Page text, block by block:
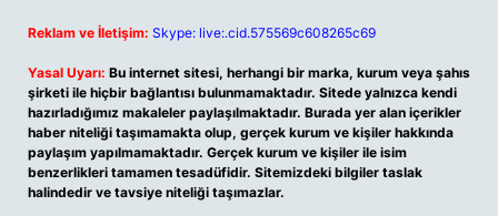
Reklam ve İletişim: Skype: live:.cid.575569c608265c69
Yasal Uyarı: Bu internet sitesi, herhangi bir marka, kurum veya şahıs
şirketi ile hiçbir bağlantısı bulunmamaktadır. Sitede yalnızca kendi
hazırladığımız makaleler paylaşılmaktadır. Burada yer alan içerikler
haber niteliği taşımamakta olup, gerçek kurum ve kişiler hakkında
paylaşım yapılmamaktadır. Gerçek kurum ve kişiler ile isim
benzerlikleri tamamen tesadüfidir. Sitemizdeki bilgiler taslak
halindedir ve tavsiye niteliği taşımazlar.